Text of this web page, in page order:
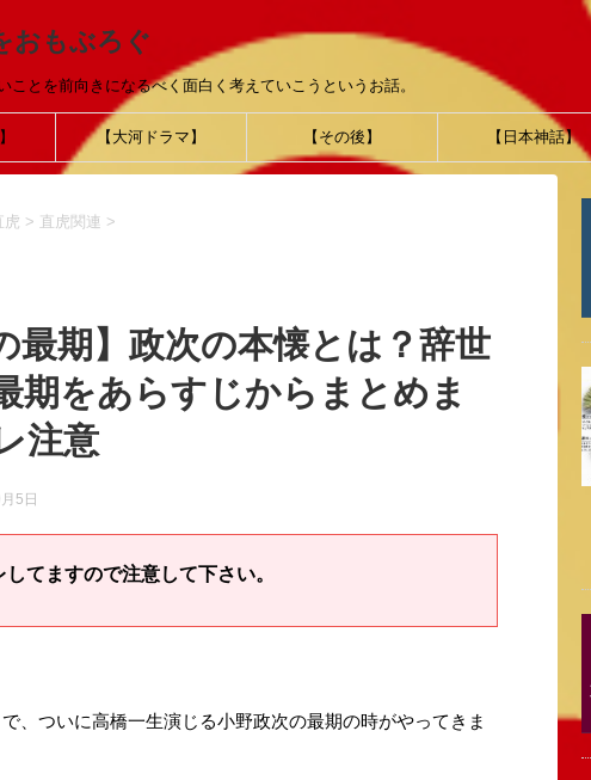
おもぶろぐ
とを前向きになるべく面白く考えていこうというお話。
【大河ドラマ】 【その後】 【日本神話】
> 直虎関連 >
最期】政次の本懐とは？辞世
期をあらすじからまとめま
注意
5日
てますので注意して下さい。
、ついに高橋一生演じる小野政次の最期の時がやってきま